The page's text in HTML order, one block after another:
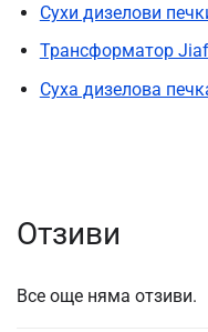
Сухи дизелови
Трансформатор
Суха дизелова
Отзиви
Все още няма отзиви.